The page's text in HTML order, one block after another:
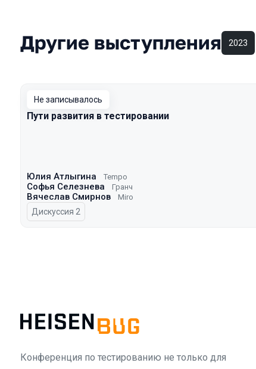
Другие выступления 2023
Не записывалось
Пути развития в тестировании
Юлия Атлыгина Tempo
Софья Селезнева Гранч
Вячеслав Смирнов Miro
Дискуссия 2
Конференция по тестированию не только для